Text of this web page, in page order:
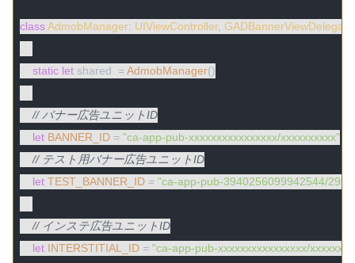
classAdmobManager: UIViewController, GADBannerViewDelegate
static let shared  = AdmobManager()
// バナー広告ユニットID
let BANNER_ID = "ca-app-pub-xxxxxxxxxxxxxxxx/xxxxxxxxxx"
// テスト用バナー広告ユニットID
let TEST_BANNER_ID = "ca-app-pub-3940256099942544/
// インステ広告ユニットID
let INTERSTITIAL_ID = "ca-app-pub-xxxxxxxxxxxxxxxx/